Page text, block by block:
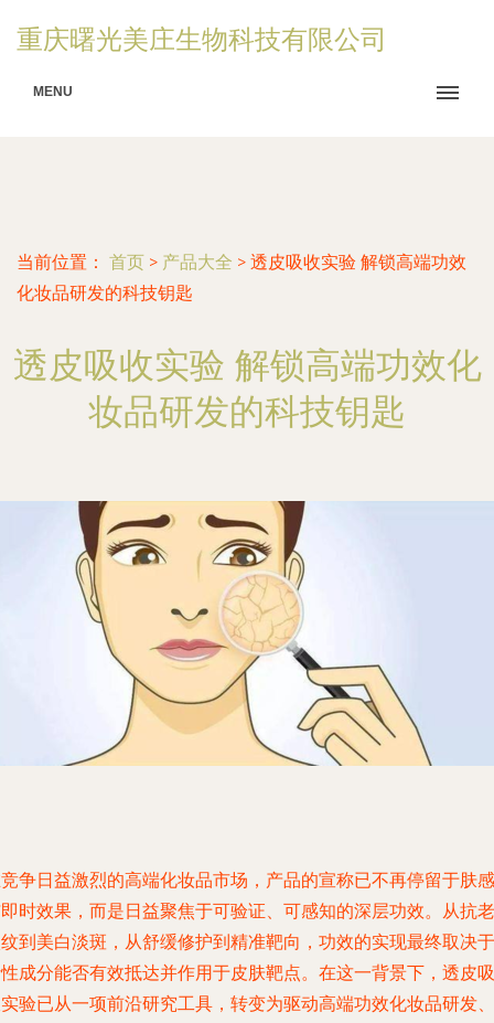
重庆曙光美庄生物科技有限公司
MENU
当前位置： 首页 > 产品大全 > 透皮吸收实验 解锁高端功效
化妆品研发的科技钥匙
透皮吸收实验 解锁高端功效化
妆品研发的科技钥匙
争日益激烈的高端化妆品市场，产品的宣称已不再停留于肤感
时效果，而是日益聚焦于可验证、可感知的深层功效。从抗老
到美白淡斑，从舒缓修护到精准靶向，功效的实现最终取决于
成分能否有效抵达并作用于皮肤靶点。在这一背景下， 透皮吸
验已从一项前沿研究工具，转变为驱动高端功效化妆品研发、